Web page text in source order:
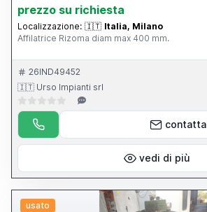
prezzo su richiesta
Localizzazione: 🇮🇹 Italia, Milano
Affilatrice Rizoma diam max 400 mm.
26IND49452
🇮🇹 Urso Impianti srl
contatta
vedi di più
usato